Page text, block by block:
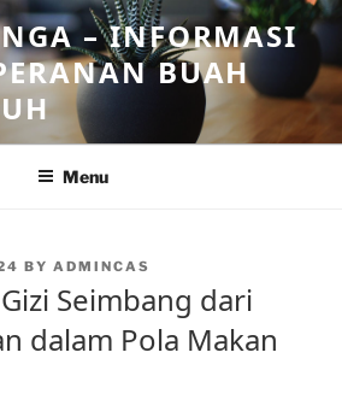
– INFORMASI
BUAH
Menu
BY ADMINCAS
Seimbang dari
dalam Pola Makan